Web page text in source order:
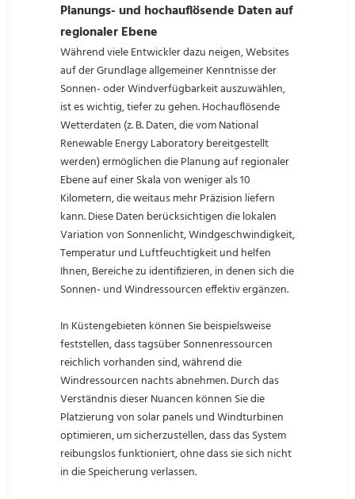
Planungs- und hochauflösende Daten auf
regionaler Ebene
Während viele Entwickler dazu neigen, Websites
auf der Grundlage allgemeiner Kenntnisse der
Sonnen- oder Windverfügbarkeit auszuwählen,
ist es wichtig, tiefer zu gehen. Hochauflösende
Wetterdaten (z. B. Daten, die vom National
Renewable Energy Laboratory bereitgestellt
werden) ermöglichen die Planung auf regionaler
Ebene auf einer Skala von weniger als 10
Kilometern, die weitaus mehr Präzision liefern
kann. Diese Daten berücksichtigen die lokalen
Variation von Sonnenlicht, Windgeschwindigkeit,
Temperatur und Luftfeuchtigkeit und helfen
Ihnen, Bereiche zu identifizieren, in denen sich die
Sonnen- und Windressourcen effektiv ergänzen.
In Küstengebieten können Sie beispielsweise
feststellen, dass tagsüber Sonnenressourcen
reichlich vorhanden sind, während die
Windressourcen nachts abnehmen. Durch das
Verständnis dieser Nuancen können Sie die
Platzierung von solar panels und Windturbinen
optimieren, um sicherzustellen, dass das System
reibungslos funktioniert, ohne dass sie sich nicht
in die Speicherung verlassen.